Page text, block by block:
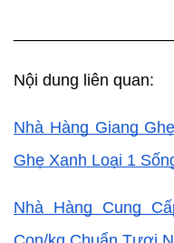
Nội dung liên quan:
Nhà Hàng Giang
Ghẹ Xanh Loại 1
Nhà Hàng Cung